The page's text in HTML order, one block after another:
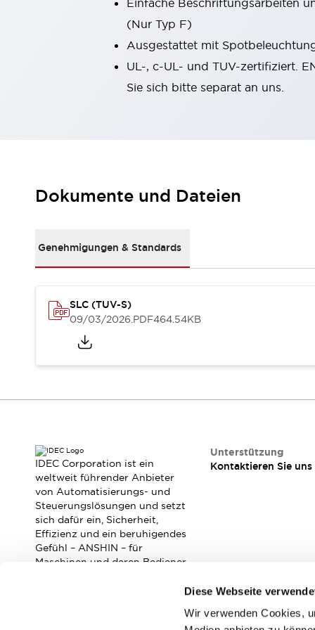
Diese Webseite
Wir verwenden Cookies,
Rückverfolgbare Systeme
US-konforme SchalttafelnEntdecken Sie alles
Roboter-Sicherheitsschalter
3-Positions-Zustimmungsschalter
Entdecken Sie alles
Lösungen
AGVs/AMRsErgonomie und Sicherheit
Lösungen ohne Frontplatten
RFID-Authentifizierung
Sicherheitslösungen
IDEC-Sicherheitskonzept
Kollaborative Sicherheit (Sicherheit 2.0)
Sicherheitsausrüstung-Kurs
Ressourcen
CAD Files
Standardgeprüfte Produkte
LiteraturWebinarPresse
Videothek
Software-Updates
Konformitätsdokumente
Einfache Beschriftungsarbeiten
(Nur Typ F)
Ausgestattet mit
UL-, c-UL- und TUV-zertifiziert.
Sie sich bitte separat an uns.
Dokumente und Dateien
Genehmigungen & Standards
SLC (TUV-S)
09/03/2026.PDF464.54KB
IDEC Corporation ist ein
weltweit führender Anbieter
von Automatisierungs- und
Steuerungslösungen und setzt
sich dafür ein, Sicherheit,
Effizienz und ein beruhigendes
Gefühl – ANSHIN – für
Maschinen und deren Bediener
Unterstützung
Kontaktieren Sie uns
Abonnieren Sie unseren Newsletter!